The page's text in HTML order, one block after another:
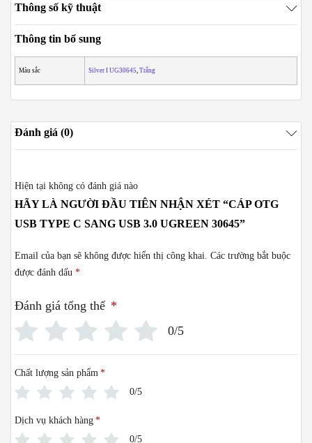
Thông số kỹ thuật
Thông tin bổ sung
Màu sắc Silver I UG30645 Trắng
Đánh giá (0)
Hiện tại không có đánh giá nào
HÃY LÀ NGƯỜI ĐẦU TIÊN NHẬN XÉT “CÁP OTG
USB TYPE C SANG USB 3.0 UGREEN 30645”
Email của bạn sẽ không được hiển thị công khai. Các trường bắt buộc
được đánh dấu *
Đánh giá tổng thể *
0/5
Chất lượng sản phẩm *
0/5
Dịch vụ khách hàng *
0/5